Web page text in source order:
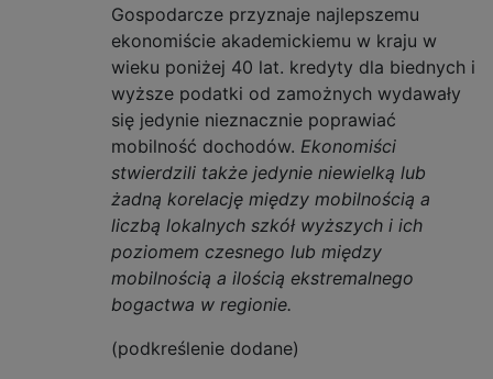
Gospodarcze przyznaje najlepszemu
ekonomiście akademickiemu w kraju w
wieku poniżej 40 lat. kredyty dla biednych i
wyższe podatki od zamożnych wydawały
się jedynie nieznacznie poprawiać
mobilność dochodów. Ekonomiści
stwierdzili także jedynie niewielką lub
żadną korelację między mobilnością a
liczbą lokalnych szkół wyższych i ich
poziomem czesnego lub między
mobilnością a ilością ekstremalnego
bogactwa w regionie.
(podkreślenie dodane)